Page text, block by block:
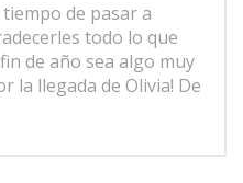
de pasar a
todo lo que
de año sea algo muy
la llegada de Olivia! De